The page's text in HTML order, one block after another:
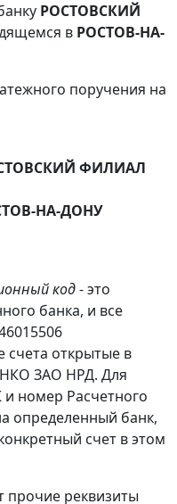
РОСТОВСКИЙ
в РОСТОВ-НА-
поручения на
ФИЛИАЛ
НА-ДОНУ
код- это
банка, и все
счета открытые в
ЗАО НРД. Для
номер Расчетного
определенный банк,
счет в этом
прочие реквизиты